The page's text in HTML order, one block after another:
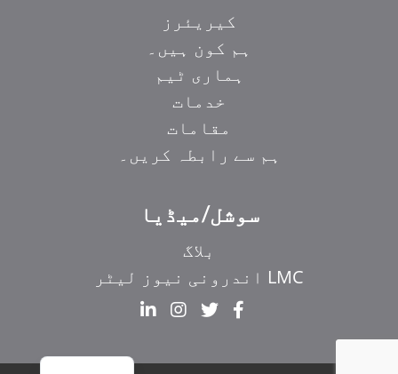
کیریئرز
ہم کون ہیں۔
ہماری ٹیم
خدمات
مقامات
ہم سے رابطہ کریں۔
سوشل/میڈیا
بلاگ
LMC اندرونی نیوز لیٹر